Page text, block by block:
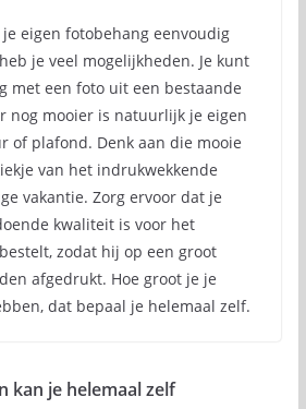
eigen fotobehang eenvoudig
je veel mogelijkheden. Je kunt
met een foto uit een bestaande
nog mooier is natuurlijk je eigen
of plafond. Denk aan die mooie
van het indrukwekkende
vakantie. Zorg ervoor dat je
kwaliteit is voor het
zodat hij op een groot
afgedrukt. Hoe groot je je
dat bepaal je helemaal zelf.
kan je helemaal zelf